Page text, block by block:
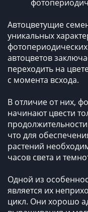
Автоцветущие
уникальных
автоцветов
переходить на
с момента всхода.
В отличие от них,
начинают цвести
что для
растений
часов света и
Одной из
является их
цикл. Они хорошо